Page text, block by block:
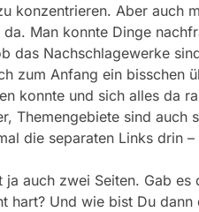
konzentrieren. Aber auch
Man konnte Dinge
das Nachschlagewerke
zum Anfang ein bisschen
konnte und sich alles da
Themengebiete sind
die separaten Links drin
ja auch zwei Seiten. Gab
hart? Und wie bist Du